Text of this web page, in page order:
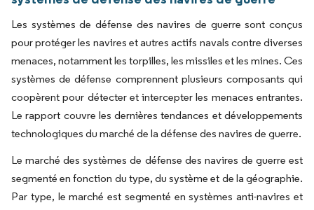
Les systèmes de défense des navires de guerre sont conçus
pour protéger les navires et autres actifs navals contre diverses
menaces, notamment les torpilles, les missiles et les mines. Ces
systèmes de défense comprennent plusieurs composants qui
coopèrent pour détecter et intercepter les menaces entrantes.
Le rapport couvre les dernières tendances et développements
technologiques du marché de la défense des navires de guerre.
Le marché des systèmes de défense des navires de guerre est
segmenté en fonction du type, du système et de la géographie.
Par type, le marché est segmenté en systèmes anti-navires et